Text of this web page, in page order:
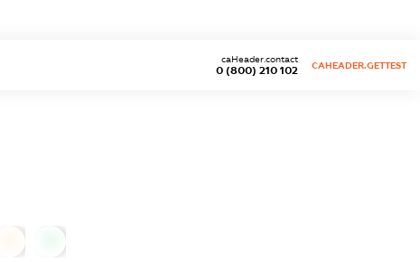
0 (800) 210 102
caHeader.contact
CAHEADER.GETTEST